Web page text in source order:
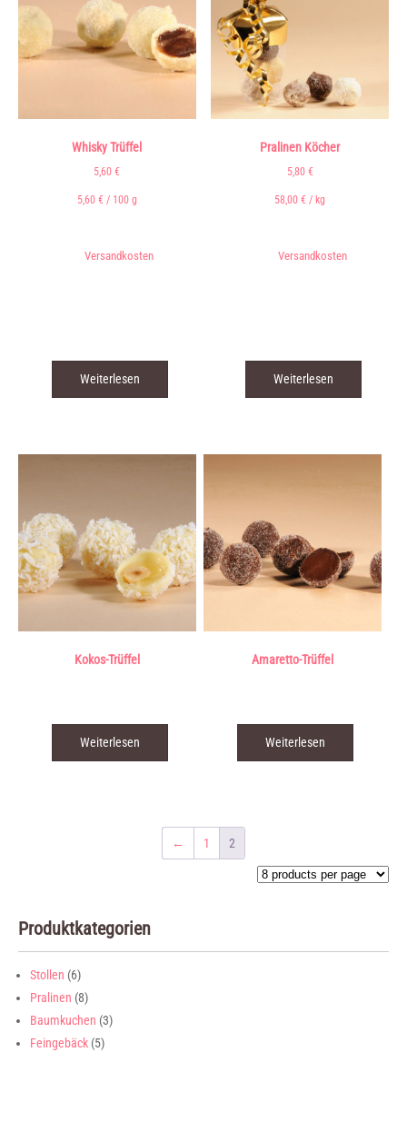
Whisky Trüffel
5,60€
5,60 €/ 100 g
zzgl.Versandkosten
Weiterlesen
Pralinen Köcher
5,80 €
58,00€ / kg
Versandkosten
Weiterlesen
Kokos-Trüffel
Weiterlesen
Amaretto-Trüffel
Weiterlesen
← 1 2
Produktkategorien
Stollen (6)
Pralinen (8)
Baumkuchen (3)
Feingebäck (5)